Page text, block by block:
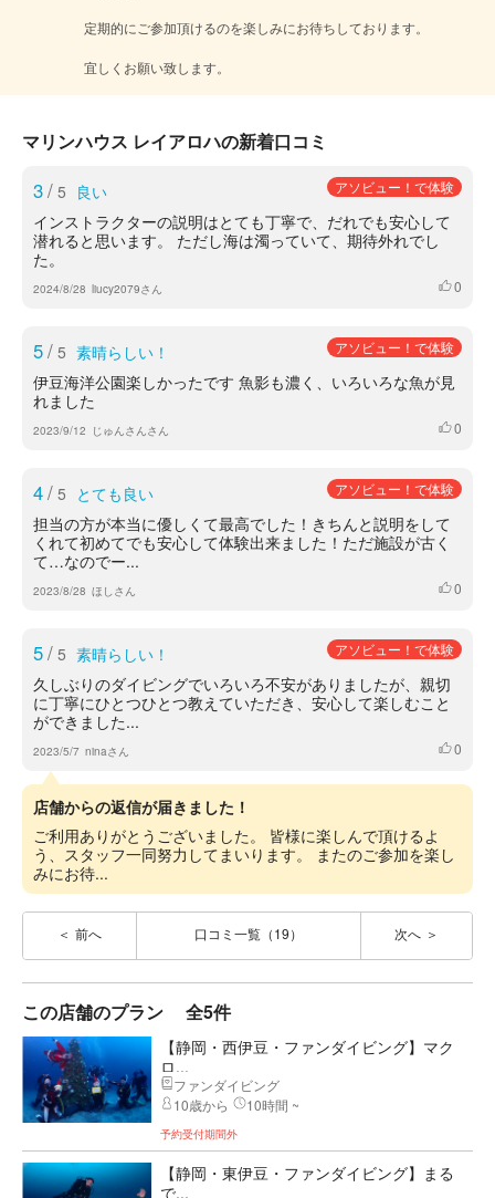
定期的にご参加頂けるのを楽しみにお待ちしております。
宜しくお願い致します。
マリンハウス レイアロハの新着口コミ
3/ 5 良い アソビュー！で体験
インストラクターの説明はとても丁寧で、だれでも安心して
潜れると思います。 ただし海は濁っていて、期待外れでし
た。
2024/8/28 liucy2079さん いいね
0
5/ 5 素晴らしい！ アソビュー！で体験
伊豆海洋公園楽しかったです 魚影も濃く、いろいろな魚が見
れました
2023/9/12 じゅんさんさん いいね
0
4/ 5 とても良い アソビュー！で体験
担当の方が本当に優しくて最高でした！きちんと説明をして
くれて初めてでも安心して体験出来ました！ただ施設が古く
て…なのでー...
2023/8/28 ほしさん いいね
0
5/ 5 素晴らしい！ アソビュー！で体験
久しぶりのダイビングでいろいろ不安がありましたが、親切
に丁寧にひとつひとつ教えていただき、安心して楽しむこと
ができました...
2023/5/7 ninaさん いいね
0
店舗からの返信が届きました！
ご利用ありがとうございました。 皆様に楽しんで頂けるよ
う、スタッフ一同努力してまいります。 またのご参加を楽し
みにお待...
前へ 口コミ一覧（19） 次へ
この店舗のプラン 全5件
【静岡・西伊豆・ファンダイビング】マク
ロ...
ファンダイビング
10歳から
10時間 ~
予約受付期間外
【静岡・東伊豆・ファンダイビング】まる
で...